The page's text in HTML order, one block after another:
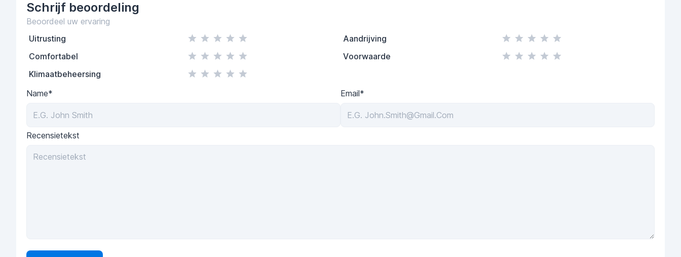
Schrijf beoordeling
Beoordeel uw ervaring
Uitrusting
Comfortabel
Klimaatbeheersing
Aandrijving
Voorwaarde
Name* Email*
Recensietekst